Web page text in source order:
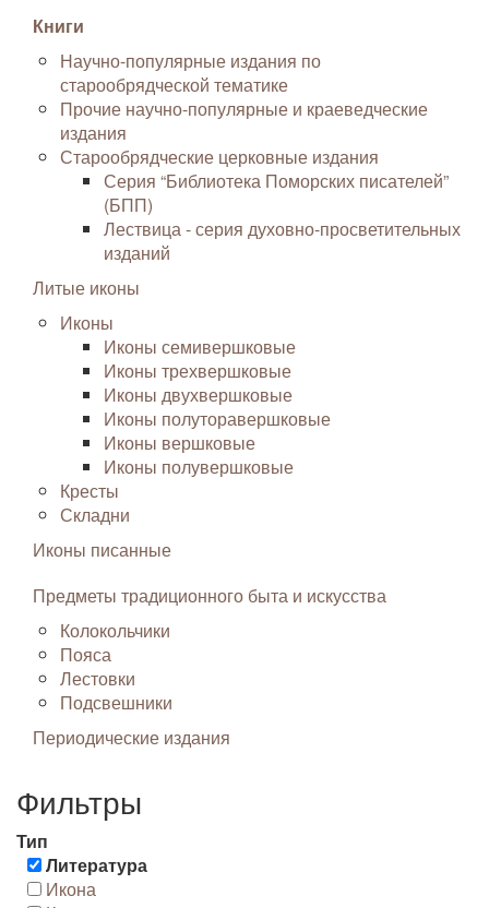
Книги
Научно-популярные издания по
старообрядческой тематике
Прочие научно-популярные и краеведческие
издания
Старообрядческие церковные издания
Серия “Библиотека Поморских писателей”
(БПП)
Лествица - серия духовно-просветительных
изданий
Литые иконы
Иконы
Иконы семивершковые
Иконы трехвершковые
Иконы двухвершковые
Иконы полуторавершковые
Иконы вершковые
Иконы полувершковые
Кресты
Складни
Иконы писанные
Предметы традиционного быта и искусства
Колокольчики
Пояса
Лестовки
Подсвешники
Периодические издания
Фильтры
Тип
Литература
Икона